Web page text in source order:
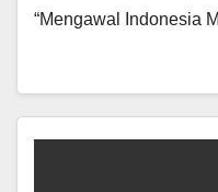
“Mengawal Indonesia